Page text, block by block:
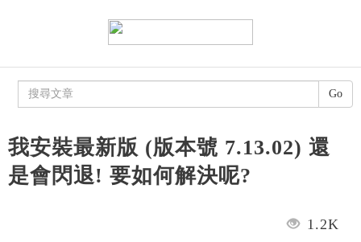
我安裝最新版 (版本號 7.13.02) 還
是會閃退! 要如何解決呢?
1.2K
Go